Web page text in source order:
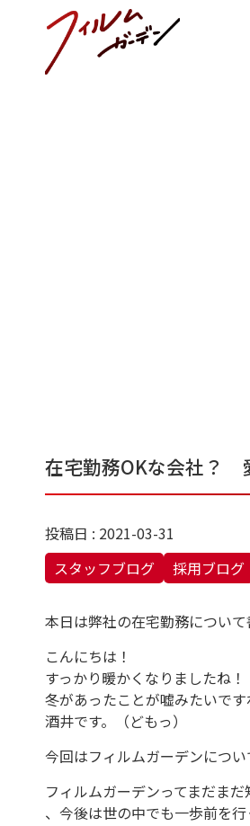
在宅勤務OKな会社？
投稿日 : 2021-03-31
スタッフブログ
採用ブログ
本日は弊社の在宅勤務について
こんにちは！
すっかり暖かくなりましたね！
冬があったことが嘘みたいです
酒井です。（どもっ）
今回はフィルムガーデンについ
フィルムガーデンってまだま
、今後は世の中でも一歩前を行